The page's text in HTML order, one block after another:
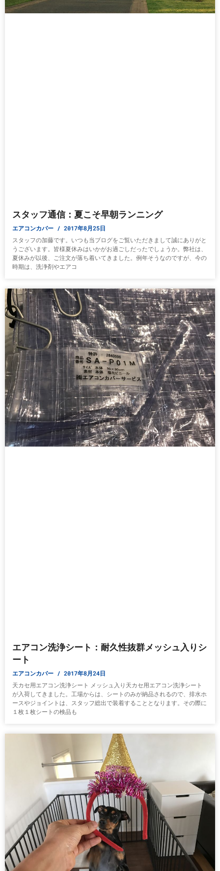
スタッフ通信：夏こそ早朝ランニング
エアコンカバー 2017年8月25日
スタッフの加藤です。いつも当ブログをご覧いただきまして誠にありがと
うございます。皆様夏休みはいかがお過ごしだったでしょうか。弊社は、
夏休みが以後、ご注文が落ち着いてきました。例年そうなのですが、今の
時期は、洗浄剤やエアコ
エアコン洗浄シート：耐久性抜群メッシュ入りシ
ート
エアコンカバー 2017年8月24日
天カセ用エアコン洗浄シート メッシュ入り天カセ用エアコン洗浄シート
が入荷してきました。工場からは、シートのみが納品されるので、排水ホ
ースやジョイントは、スタッフ総出で装着することとなります。その際に
１枚１枚シートの検品も